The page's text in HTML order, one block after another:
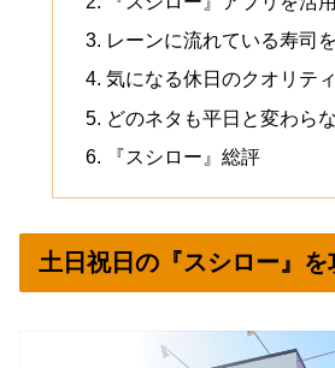
レーンに流れている寿司
気になる休日のクオリテ
どのネタも平日と変わら
『スシロー』総評
土日祝日の『スシロー』を